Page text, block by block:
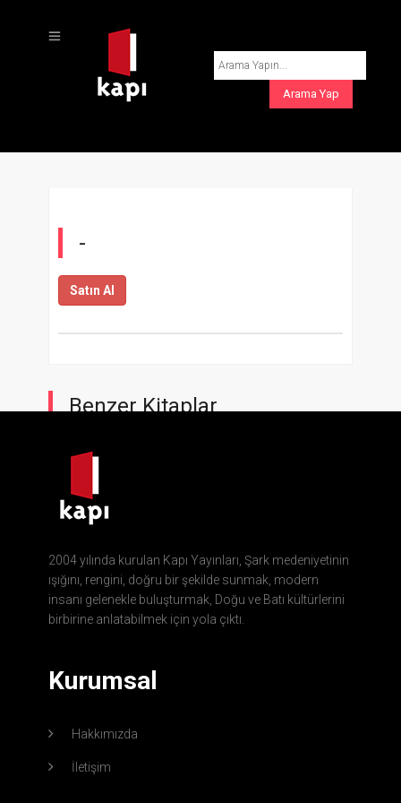
-
Satın Al
Benzer Kitaplar
2004 yılında kurulan Kapı Yayınları, Şark medeniyetinin
ışığını, rengini, doğru bir şekilde sunmak, modern
insanı gelenekle buluşturmak, Doğu ve Batı kültürlerini
birbirine anlatabilmek için yola çıktı.
Kurumsal
Hakkımızda
İletişim